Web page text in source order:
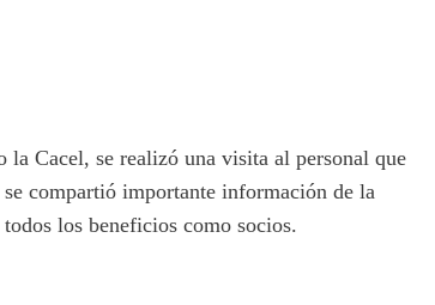
la Cacel, se realizó una visita al personal que
compartió importante información de la
los beneficios como socios.